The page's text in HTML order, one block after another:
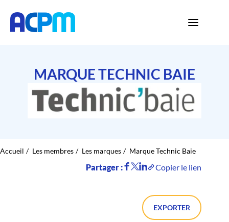
MARQUE TECHNIC BAIE
Accueil Les membres Les marques Marque Technic Baie
Partager : Copier le lien
EXPORTER